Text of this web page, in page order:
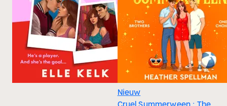
Nieuw
Cruel Summerween : The